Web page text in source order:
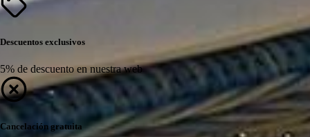
Descuentos exclusivos
5% de descuento en nuestra web
Cancelación gratuita